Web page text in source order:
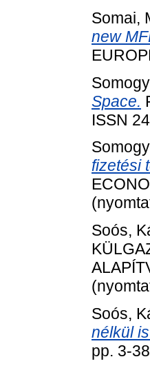
Somai,
new
Space.
ISSN
fizetési
Soós,
Soós,
nélkül
pp. 3-